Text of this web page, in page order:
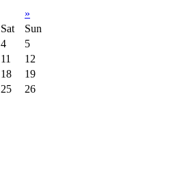
»
Sat
Sun
4
5
11
12
18
19
25
26